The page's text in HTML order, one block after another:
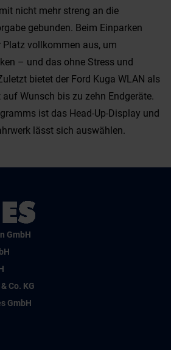
nicht mehr streng an die
gebunden. Beim Einparken
Platz vollkommen aus, um
– und das ohne Stress und
bietet der Ford Kuga WLAN als
Wunsch bis zu zehn Endgeräte.
ist das Head-Up-Display und
lässt sich auswählen.
GmbH
Co. KG
GmbH